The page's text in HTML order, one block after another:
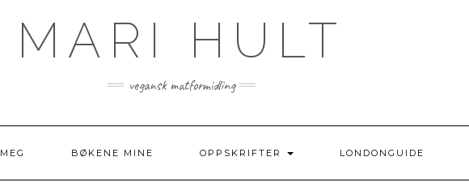
MARI HULT
vegansk matformidling
BØKENE MINE OPPSKRIFTER LONDONGUIDE